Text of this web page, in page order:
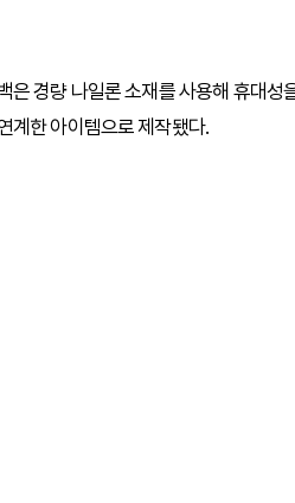
은 경량 나일론 소재를 사용해 휴대
계한 아이템으로 제작됐다.